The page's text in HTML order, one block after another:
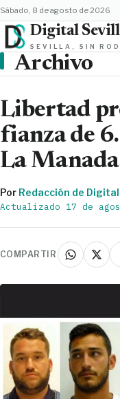
sábado, 8 de agosto de 2026
Digital
SEVILLA, SIN
Archivo
Libertad
fianza de
La Manada
Por Redacción de
Actualizado 17 de
COMPARTIR